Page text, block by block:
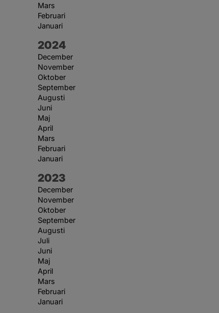
Mars
Februari
Januari
År:
2024
December
November
Oktober
September
Augusti
Juni
Maj
April
Mars
Februari
Januari
År:
2023
December
November
Oktober
September
Augusti
Juli
Juni
Maj
April
Mars
Februari
Januari